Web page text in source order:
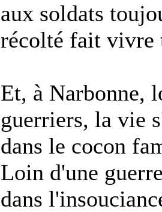
aux soldats
récolté fait vivre
Et, à Narbonne,
guerriers, la vie
dans le cocon
Loin d'une
dans